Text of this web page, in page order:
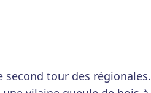
second tour des régionales.